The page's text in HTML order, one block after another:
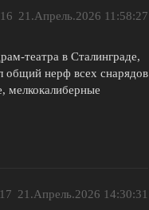
21.Апрель.2026 11:58:27
16
театра в Сталинграде,
общий нерф всех снарядов
21.Апрель.2026 14:30:31
17